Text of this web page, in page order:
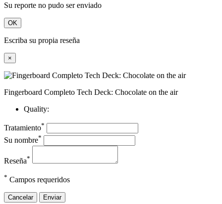
Su reporte no pudo ser enviado
OK
Escriba su propia reseña
×
Fingerboard Completo Tech Deck: Chocolate on the air
Quality:
Tratamiento*
Su nombre*
Reseña*
* Campos requeridos
Cancelar Enviar